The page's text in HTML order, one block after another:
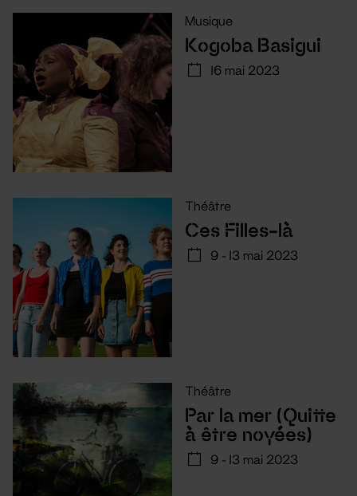
Musique
Kogoba Basigui
16 mai 2023
Théâtre
Ces Filles-là
9 - 13 mai 2023
Théâtre
Par la mer (Quitte
à être noyées)
9 - 13 mai 2023